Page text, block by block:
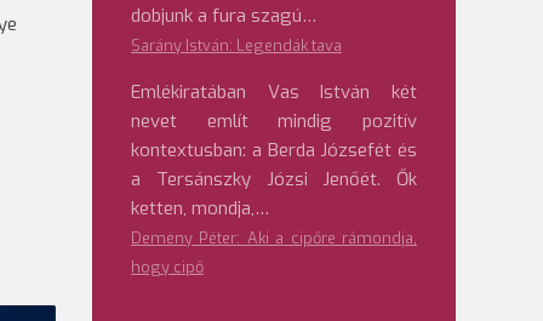
dobjunk a fura szagú…
Sarány István: Legendák tava
Emlékiratában Vas István két
nevet említ mindig pozitív
kontextusban: a Berda Józsefét és
a Tersánszky Józsi Jenőét. Ők
ketten, mondja,…
Demény Péter: Aki a cipőre rámondja,
hogy cipő